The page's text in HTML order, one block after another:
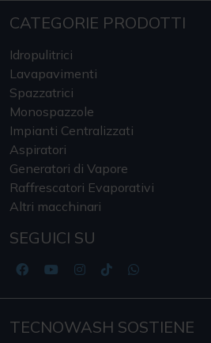
CATEGORIE PRODOTTI
Idropulitrici
Lavapavimenti
Spazzatrici
Monospazzole
Impianti Centralizzati
Aspiratori
Generatori di Vapore
Raffrescatori Evaporativi
Altri macchinari
SEGUICI SU
TECNOWASH SOSTIENE